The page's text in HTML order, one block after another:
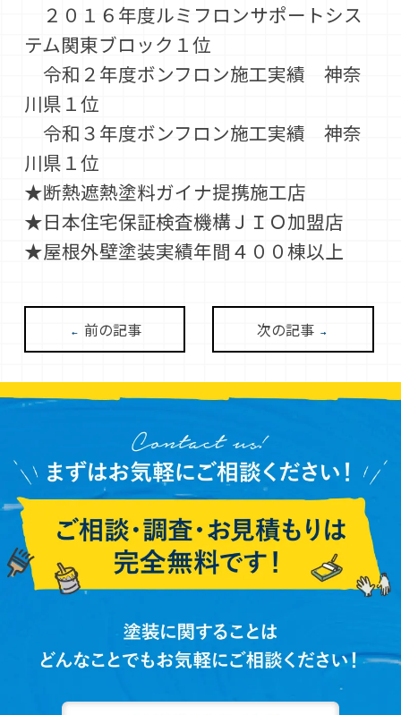
２０１６年度ルミフロンサポートシス
テム関東ブロック１位
令和２年度ボンフロン施工実績 神奈
川県１位
令和３年度ボンフロン施工実績 神奈
川県１位
★断熱遮熱塗料ガイナ提携施工店
★日本住宅保証検査機構ＪＩＯ加盟店
★屋根外壁塗装実績年間４００棟以上
← 前の記事 次の記事 →